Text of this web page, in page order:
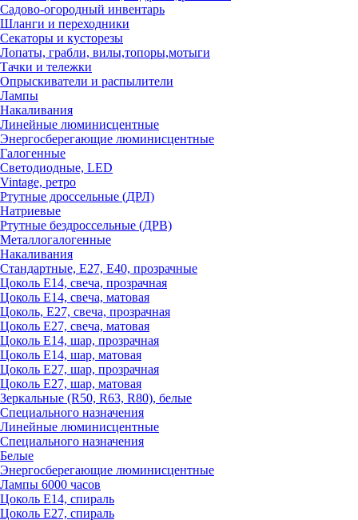
Садово-огородный инвентарь
Шланги и переходники
Секаторы и кусторезы
Лопаты, грабли, вилы,топоры,мотыги
Тачки и тележки
Опрыскиватели и распылители
Лампы
Накаливания
Линейные люминисцентные
Энергосберегающие люминисцентные
Галогенные
Светодиодные, LED
Vintage, ретро
Ртутные дроссельные (ДРЛ)
Натриевые
Ртутные бездроссельные (ДРВ)
Металлогалогенные
Накаливания
Стандартные, Е27, Е40, прозрачные
Цоколь Е14, свеча, прозрачная
Цоколь Е14, свеча, матовая
Цоколь, Е27, свеча, прозрачная
Цоколь Е27, свеча, матовая
Цоколь Е14, шар, прозрачная
Цоколь Е14, шар, матовая
Цоколь Е27, шар, прозрачная
Цоколь Е27, шар, матовая
Зеркальные (R50, R63, R80), белые
Специального назначения
Линейные люминисцентные
Специального назначения
Белые
Энергосберегающие люминисцентные
Лампы 6000 часов
Цоколь Е14, спираль
Цоколь Е27, спираль